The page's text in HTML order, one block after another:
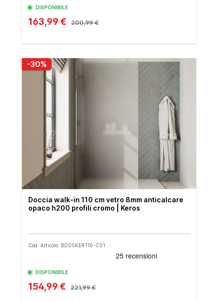
DISPONIBILE
163,99 € 200,99 €
-30%
Doccia walk-in 110 cm vetro 8mm anticalcare
opaco h200 profili cromo | Keros
Cod. Articolo: BD05KER110-C01
DISPONIBILE
154,99 € 221,99 €